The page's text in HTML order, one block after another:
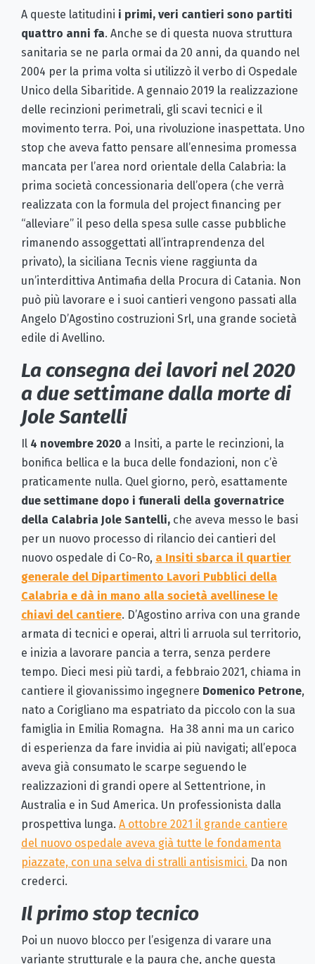
A queste latitudini i primi, veri cantieri sono partiti
quattro anni fa. Anche se di questa nuova struttura
sanitaria se ne parla ormai da 20 anni, da quando nel
2004 per la prima volta si utilizzò il verbo di Ospedale
Unico della Sibaritide. A gennaio 2019 la realizzazione
delle recinzioni perimetrali, gli scavi tecnici e il
movimento terra. Poi, una rivoluzione inaspettata. Uno
stop che aveva fatto pensare all’ennesima promessa
mancata per l’area nord orientale della Calabria: la
prima società concessionaria dell’opera (che verrà
realizzata con la formula del project financing per
“alleviare” il peso della spesa sulle casse pubbliche
rimanendo assoggettati all’intraprendenza del
privato), la siciliana Tecnis viene raggiunta da
un’interdittiva Antimafia della Procura di Catania. Non
può più lavorare e i suoi cantieri vengono passati alla
Angelo D’Agostino costruzioni Srl, una grande società
edile di Avellino.
La consegna dei lavori nel 2020
a due settimane dalla morte di
Jole Santelli
Il 4 novembre 2020 a Insiti, a parte le recinzioni, la
bonifica bellica e la buca delle fondazioni, non c’è
praticamente nulla. Quel giorno, però, esattamente
due settimane dopo i funerali della governatrice
della Calabria Jole Santelli, che aveva messo le basi
per un nuovo processo di rilancio dei cantieri del
nuovo ospedale di Co-Ro, a Insiti sbarca il quartier
generale del Dipartimento Lavori Pubblici della
Calabria e dà in mano alla società avellinese le
chiavi del cantiere. D’Agostino arriva con una grande
armata di tecnici e operai, altri li arruola sul territorio,
e inizia a lavorare pancia a terra, senza perdere
tempo. Dieci mesi più tardi, a febbraio 2021, chiama in
cantiere il giovanissimo ingegnere Domenico Petrone,
nato a Corigliano ma espatriato da piccolo con la sua
famiglia in Emilia Romagna. Ha 38 anni ma un carico
di esperienza da fare invidia ai più navigati; all’epoca
aveva già consumato le scarpe seguendo le
realizzazioni di grandi opere al Settentrione, in
Australia e in Sud America. Un professionista dalla
prospettiva lunga. A ottobre 2021 il grande cantiere
del nuovo ospedale aveva già tutte le fondamenta
piazzate, con una selva di stralli antisismici. Da non
crederci.
Il primo stop tecnico
Poi un nuovo blocco per l’esigenza di varare una
variante strutturale e la paura che, anche questa